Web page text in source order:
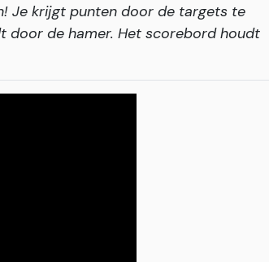
Je krijgt punten door de targets te
door de hamer. Het scorebord houdt